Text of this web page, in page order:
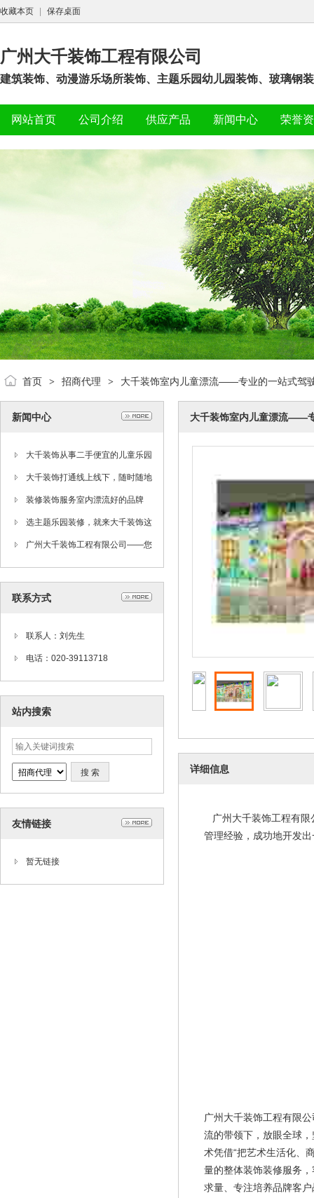
收藏本页 保存桌面
广州大千装饰工程有限公司
建筑装饰、动漫游乐场所装饰、主题乐园幼儿园装饰、玻璃钢
网站首页 公司介绍 供应产品 新闻中心 荣誉
首页 > 招商代理 > 大千装饰室内儿童漂流——专业的一站式驾
新闻中心
大千装饰从事二手便宜的儿童乐园
装修设备转让、出售
大千装饰打通线上线下，随时随地
关注深受欢迎的大千艺术优惠信息
装修装饰服务室内漂流好的品牌
选主题乐园装修，就来大千装饰这
里，有你所需的主题公园装修
广州大千装饰工程有限公司——您
身边的主题乐园设计及儿童乐园设
联系方式
联系人：刘先生
电话：020-39113718
站内搜索
友情链接
暂无链接
大千装饰室内儿童漂流——
详细信息
广州大千装饰工程有限
管理经验，成功地开发
广州大千装饰工程有限
流的带领下，放眼全球
术凭借“把艺术生活化、
量的整体装饰装修服务
求量、专注培养品牌客